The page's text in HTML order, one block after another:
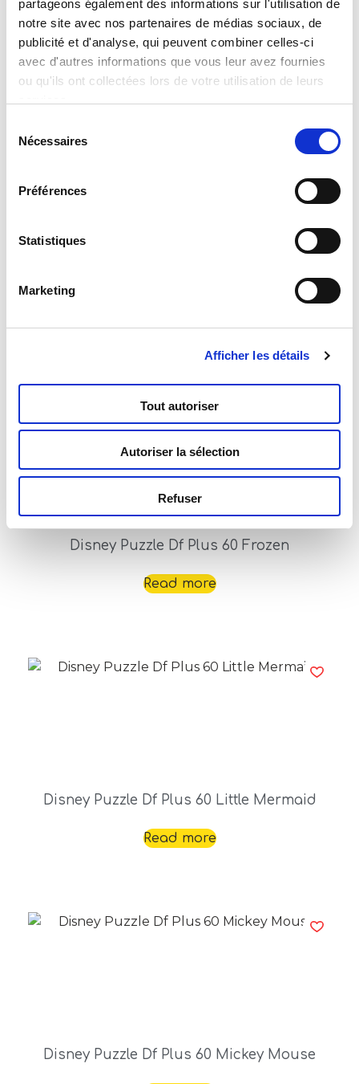
partageons également des informations sur l'utilisation de
notre site avec nos partenaires de médias sociaux, de
publicité et d'analyse, qui peuvent combiner celles-ci
avec d'autres informations que vous leur avez fournies
ou qu'ils ont collectées lors de votre utilisation de leurs
Nécessaires
Préférences
Statistiques
Marketing
Afficher les détails
Tout autoriser
Autoriser la sélection
Refuser
Disney Puzzle Df Plus 60 Carica 101
Read more
Read more
Disney Puzzle Df Plus 60 Frozen
Read more
Disney Puzzle Df Plus 60 Little Mermaid
Read more
Disney Puzzle Df Plus 60 Mickey Mouse